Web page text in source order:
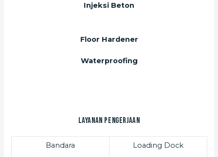
Injeksi Beton
Floor Hardener
Waterproofing
Layanan Pengerjaan
Bandara Loading Dock